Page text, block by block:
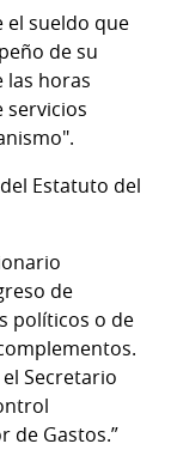
el sueldo que
de su
las horas
servicios
Estatuto del
de
políticos o de
Secretario
de Gastos.”